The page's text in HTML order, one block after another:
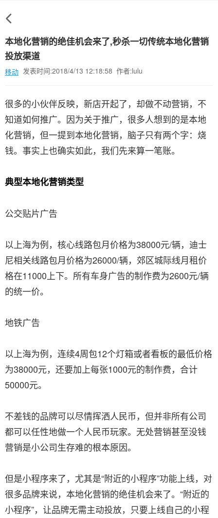
本地化营销的绝佳机会来了,秒杀一切传统本地化营销
投放渠道
移动 发表时间:2018/4/13 12:18:58 作者:lulu
很多的小伙伴反映，新店开起了，却做不动营销，不
知道如何推广。因为关于推广，很多人想到的是本地
化营销，但一提到本地化营销，脑子只有两个字：烧
钱。事实上也确实如此，我们先来算一笔账。
典型本地化营销类型
公交贴片广告
以上海为例，核心线路包月价格为38000元/辆，迪士
尼相关线路包月价格为26000/辆，郊区城际线月租价
格在11000上下。所有车身广告的制作费为2600元/辆
的统一价。
地铁广告
以上海为例，连续4周包12个灯箱或者看板的最低价格
为38000元，还要加上每张1000元的制作费，合计
50000元。
不差钱的品牌可以尽情挥洒人民币，但并非所有公司
都可以任性地做一个人民币玩家。无处营销甚至没钱
营销是小公司生存难的根本原因。
但是小程序来了，尤其是“附近的小程序”功能上线，对
很多品牌来说，本地化营销的绝佳机会来了。“附近的
小程序”，让品牌无需主动投放，只要上线自己的小程